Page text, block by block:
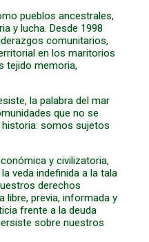
pueblos ancestrales,
y lucha. Desde 1998
comunitarios,
en los maritorios
tejido memoria,
la palabra del mar
que no se
somos sujetos
y civilizatoria,
veda indefinida a la tala
derechos
libre, previa, informada y
frente a la deuda
sobre nuestros